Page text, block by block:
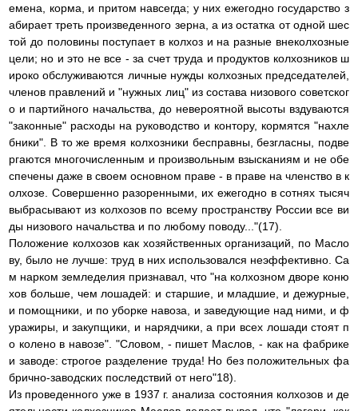
емена, корма, и притом навсегда; у них ежегодно государство з
абирает треть произведенного зерна, а из остатка от одной шес
той до половины поступает в колхоз и на разные внеколхозные
цели; но и это не все - за счет труда и продуктов колхозников ш
ироко обслуживаются личные нужды колхозных председателей,
членов правлений и "нужных лиц" из состава низового советског
о и партийного начальства, до невероятной высоты вздуваются
"законные" расходы на руководство и контору, кормятся "нахле
бники". В то же время колхозники бесправны, безгласны, подве
ргаются многочисленным и произвольным взысканиям и не обе
спечены даже в своем основном праве - в праве на членство в к
олхозе. Совершенно разоренными, их ежегодно в сотнях тысяч
выбрасывают из колхозов по всему пространству России все ви
ды низового начальства и по любому поводу..."(17).
Положение колхозов как хозяйственных организаций, по Масло
ву, было не лучше: труд в них использовался неэффективно. Са
м нарком земледелия признавал, что "на колхозном дворе коню
хов больше, чем лошадей: и старшие, и младшие, и дежурные,
и помощники, и по уборке навоза, и заведующие над ними, и ф
уражиры, и закупщики, и нарядчики, а при всех лошади стоят п
о колено в навозе". "Словом, - пишет Маслов, - как на фабрике
и заводе: строгое разделение труда! Но без положительных фа
брично-заводских последствий от него"18).
Из проведенного уже в 1937 г. анализа состояния колхозов и де